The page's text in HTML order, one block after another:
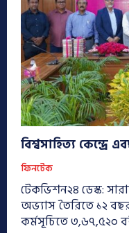
বিশ্বসাহিত্য কেন্দ্রে
ফিনটেক
টেকভিশন২৪ ডেস্ক:
অভ্যাস তৈরিতে ১২ বছর
কর্মসূচিতে ৩,৬৭,৫২০